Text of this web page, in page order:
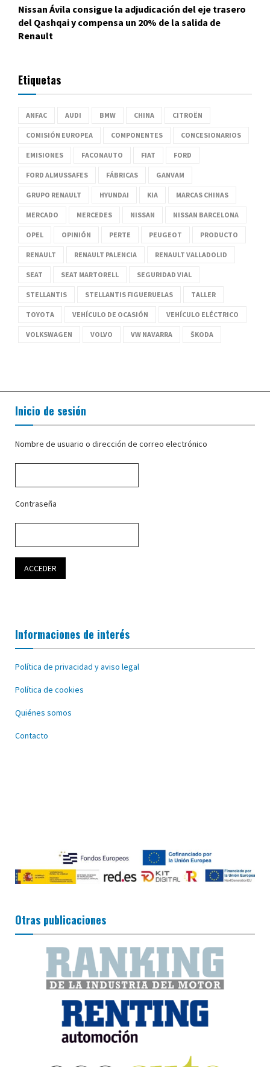
Nissan Ávila consigue la adjudicación del eje trasero
del Qashqai y compensa un 20% de la salida de
Renault
Etiquetas
ANFAC AUDI BMW CHINA CITROËN
COMISIÓN EUROPEA COMPONENTES CONCESIONARIOS
EMISIONES FACONAUTO FIAT FORD
FORD ALMUSSAFES FÁBRICAS GANVAM
GRUPO RENAULT HYUNDAI KIA MARCAS CHINAS
MERCADO MERCEDES NISSAN NISSAN BARCELONA
OPEL OPINIÓN PERTE PEUGEOT PRODUCTO
RENAULT RENAULT PALENCIA RENAULT VALLADOLID
SEAT SEAT MARTORELL SEGURIDAD VIAL
STELLANTIS STELLANTIS FIGUERUELAS TALLER
TOYOTA VEHÍCULO DE OCASIÓN VEHÍCULO ELÉCTRICO
VOLKSWAGEN VOLVO VW NAVARRA ŠKODA
Inicio de sesión
Nombre de usuario o dirección de correo electrónico
Contraseña
Informaciones de interés
Política de privacidad y aviso legal
Política de cookies
Quiénes somos
Contacto
Otras publicaciones